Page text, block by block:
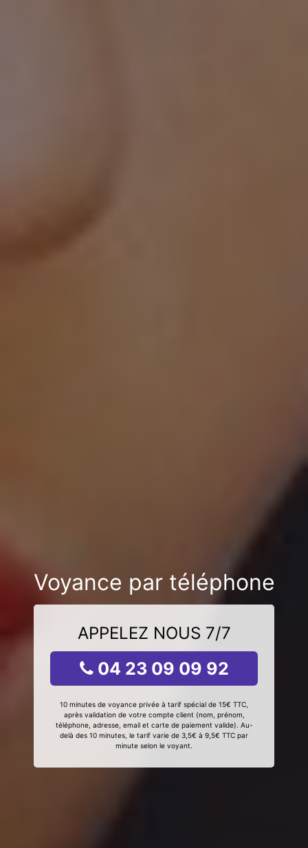
Voyance par téléphone
APPELEZ NOUS 7/7
04 23 09 09 92
10 minutes de voyance privée à tarif spécial de 15€ TTC,
après validation de votre compte client (nom, prénom,
téléphone, adresse, email et carte de paiement valide). Au-
delà des 10 minutes, le tarif varie de 3,5€ à 9,5€ TTC par
minute selon le voyant.